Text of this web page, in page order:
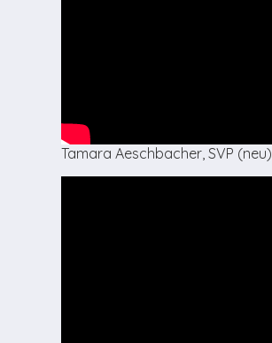
Tamara Aeschbacher, SVP (neu)